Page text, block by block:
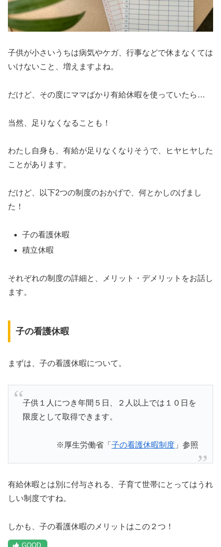
子供が小さいうちは病気やケガ、行事などで休まなくては
いけないこと、増えますよね。
だけど、その度にママばかり有給休暇を使っていたら…
当然、足りなくなることも！
わたし自身も、有給が足りなくなりそうで、ヒヤヒヤした
ことがあります。
だけど、以下2つの制度のおかげで、何とかしのげまし
た！
子の看護休暇
積立休暇
それぞれの制度の詳細と、メリット・デメリットをお話し
ます。
子の看護休暇
まずは、子の看護休暇について。
子供１人につき年間５日、２人以上では１０日を
限度として取得できます。
※厚生労働省「子の看護休暇制度 」参照
有給休暇とは別に付与される、子育て世帯にとってはうれ
しい制度ですね。
しかも、子の看護休暇のメリットはこの２つ！